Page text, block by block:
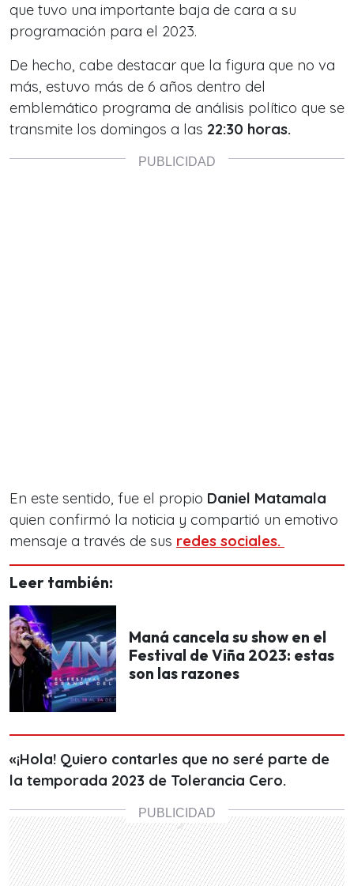
que tuvo una importante baja de cara a su
programación para el 2023.
De hecho, cabe destacar que la figura que no va
más, estuvo más de 6 años dentro del
emblemático programa de análisis político que se
transmite los domingos a las 22:30 horas.
En este sentido, fue el propio Daniel Matamala
quien confirmó la noticia y compartió un emotivo
mensaje a través de sus redes sociales.
Leer también:
Maná cancela su show en el
Festival de Viña 2023: estas
son las razones
«¡Hola! Quiero contarles que no seré parte de
la temporada 2023 de Tolerancia Cero.